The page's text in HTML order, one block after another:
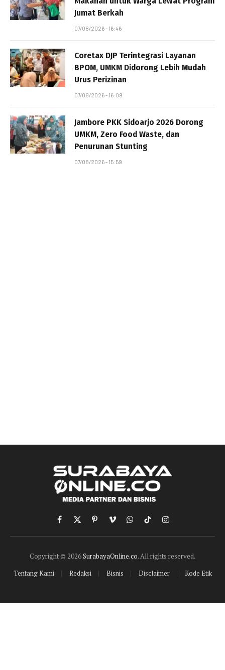
Jumat Berkah
07/08/2026 - 16:46
Coretax DJP Terintegrasi Layanan
BPOM, UMKM Didorong Lebih Mudah
Urus Perizinan
07/08/2026 - 16:09
Jambore PKK Sidoarjo 2026 Dorong
UMKM, Zero Food Waste, dan
Penurunan Stunting
07/08/2026 - 15:59
Facebook
X
(Twitter)
PinterestVimeoWhatsApp
TikTokInstagram
Copyright © 2026SurabayaOnline.co. All rights reserved.
Tentang Kami
Redaksi Bisnis Disclaimer Kode Etik